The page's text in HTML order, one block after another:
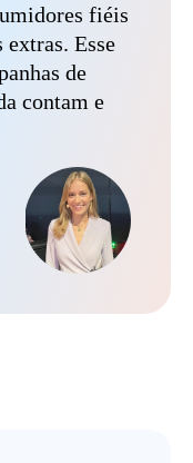
fiéis
Esse
de
contam e